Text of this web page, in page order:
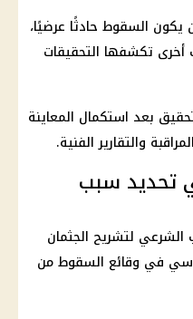
السقوط حادثًا عرضيًا،
أخرى تكشفها التحقيقات
بعد استكمال المعاينة
والتقارير الفنية.
تحديد سبب
الشرعي لتشريح الجثمان
في وقائع السقوط من